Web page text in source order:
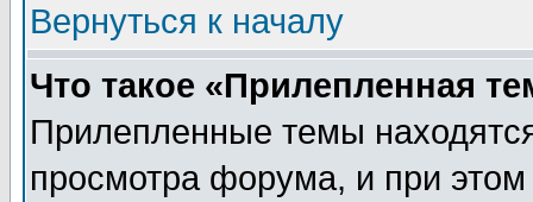
Вернуться к началу
Что такое «Прилепленная
Прилепленные темы
просмотра форума, и при